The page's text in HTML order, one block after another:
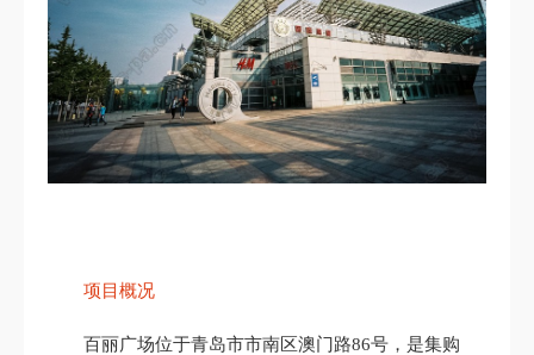
项目概况
百丽广场位于青岛市市南区澳门路86号，是集购